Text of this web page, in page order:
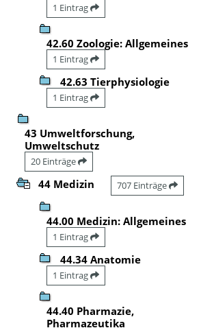
1 Eintrag
42.60 Zoologie: Allgemeines
1 Eintrag
42.63 Tierphysiologie
1 Eintrag
43 Umweltforschung,
Umweltschutz
20 Einträge
44 Medizin 707 Einträge
44.00 Medizin: Allgemeines
1 Eintrag
44.34 Anatomie
1 Eintrag
44.40 Pharmazie,
Pharmazeutika